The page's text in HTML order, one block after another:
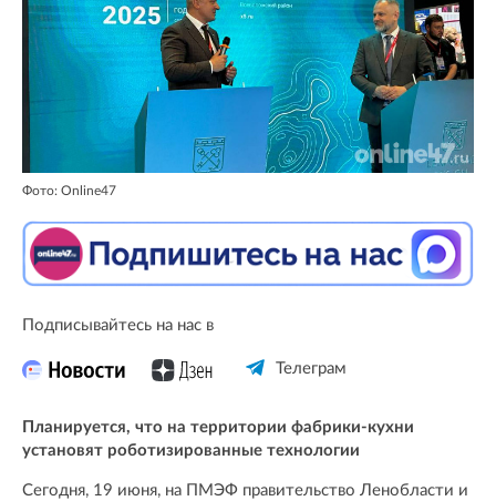
Фото: Online47
Подписывайтесь на нас в
Телеграм
Планируется, что на территории фабрики-кухни
установят роботизированные технологии
Сегодня, 19 июня, на ПМЭФ правительство Ленобласти и